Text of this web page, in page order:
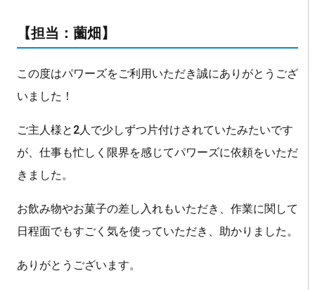
【担当：薗畑】
この度はパワーズをご利用いただき誠にありがとうござ
いました！
ご主人様と2人で少しずつ片付けされていたみたいです
が、仕事も忙しく限界を感じてパワーズに依頼をいただ
きました。
お飲み物やお菓子の差し入れもいただき、作業に関して
日程面でもすごく気を使っていただき、助かりました。
ありがとうございます。